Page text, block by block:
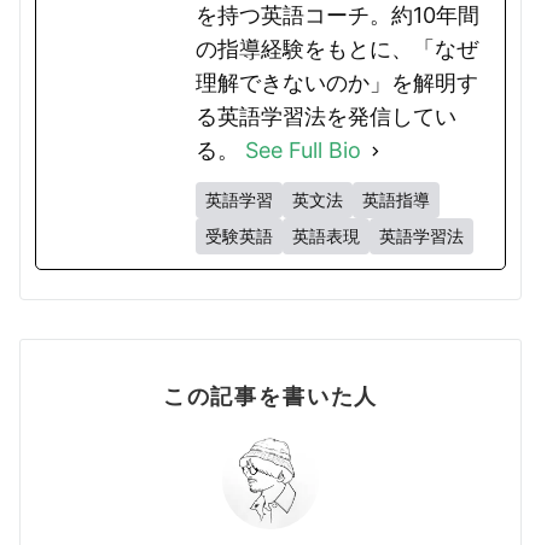
を持つ英語コーチ。約10年間
の指導経験をもとに、「なぜ
理解できないのか」を解明す
る英語学習法を発信してい
る。 See Full Bio
英語学習 英文法
英語指導
受験英語
英語表現 英語学習法
この記事を書いた人